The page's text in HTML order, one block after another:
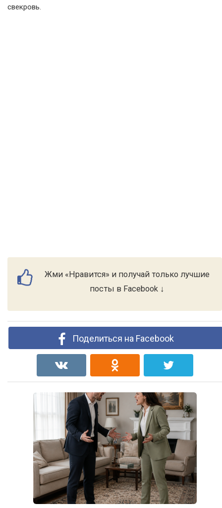
свекровь.
Жми «Нравится» и получай только лучшие
посты в Facebook ↓
Поделиться на Facebook